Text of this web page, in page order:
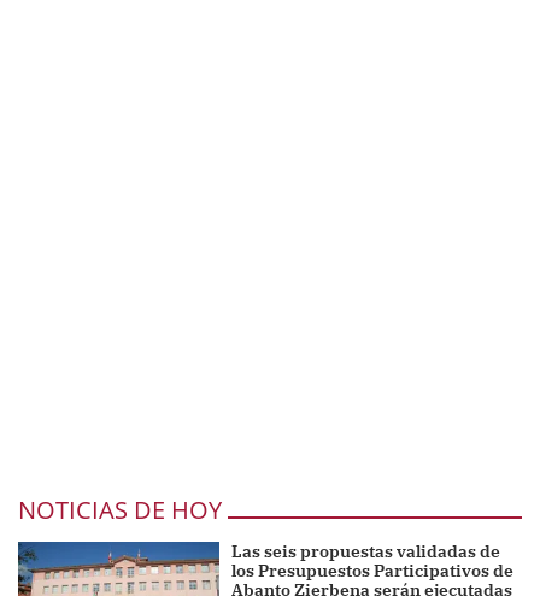
NOTICIAS DE HOY
Las seis propuestas validadas de
los Presupuestos Participativos de
Abanto Zierbena serán ejecutadas